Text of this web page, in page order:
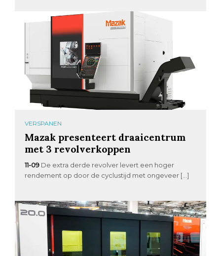
VERSPANEN
Mazak presenteert draaicentrum
met 3 revolverkoppen
11-09 De extra derde revolver levert een hoger
rendement op door de cyclustijd met ongeveer […]